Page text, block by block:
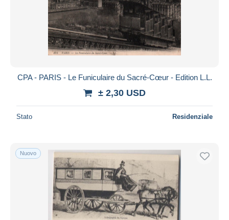
CPA - PARIS - Le Funiculaire du Sacré-Cœur - Edition L.L.
± 2,30 USD
Stato Residenziale
Nuovo